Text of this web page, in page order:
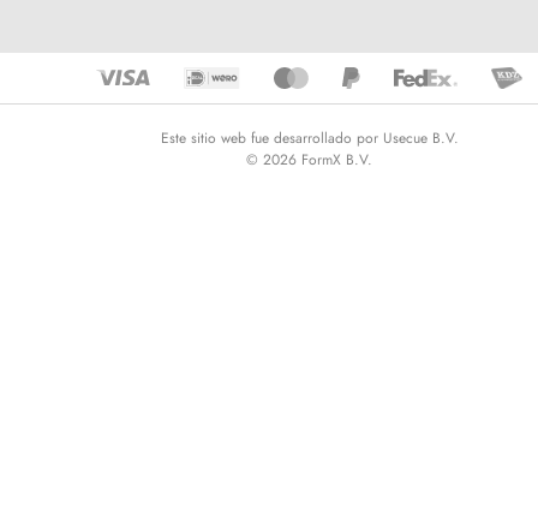
Este sitio web fue desarrollado por Usecue B.V.
© 2026 FormX B.V.